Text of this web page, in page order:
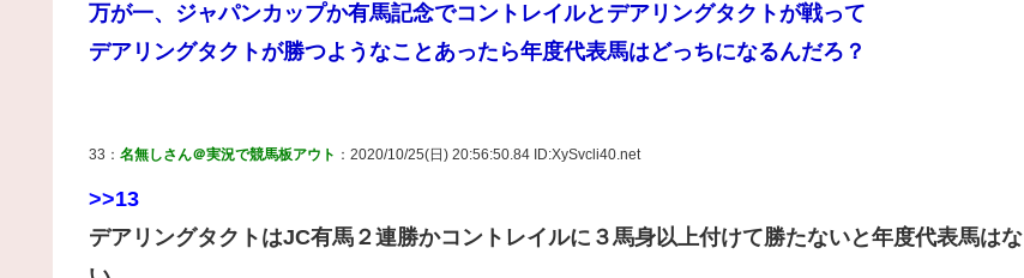
万が一、ジャパンカップか有馬記念でコントレイルとデアリングタクトが戦って
デアリングタクトが勝つようなことあったら年度代表馬はどっちになるんだろ？
33： 名無しさん＠実況で競馬板アウト ：2020/10/25(日) 20:56:50.84 ID:XySvcli40.net
>>13
デアリングタクトはJC有馬２連勝かコントレイルに３馬身以上付けて勝たないと年度代表馬はな